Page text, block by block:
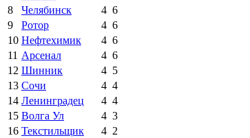
8
Челябинск 4 6
9
Ротор 4 6
10 Нефтехимик 4 6
11 Арсенал 4 6
12 Шинник 4 5
13 Сочи 4 4
14 Ленинградец 4 4
15 Волга Ул 4 3
16 Текстильщик 4 2